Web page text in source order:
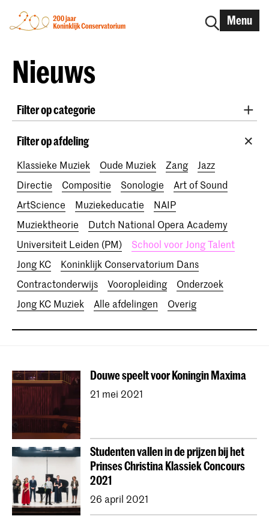
Menu
Nieuws
Filter op categorie
Lunchconcerten
School voor Jong Talent
RCR label
Apply-now
Awards
Interview IN.TUNE 200 jaar
Filter op afdeling
Klassieke Muziek Oude Muziek Zang
Jazz
Directie
Compositie Sonologie
Art of Sound
ArtScience
Muziekeducatie
NAIP
Muziektheorie
Dutch National Opera Academy
Universiteit Leiden (PM)
School voor Jong Talent
Jong KC
Koninklijk Conservatorium Dans
Contractonderwijs
Vooropleiding
Onderzoek
Jong KC Muziek
Alle afdelingen Overig
Douwe speelt voor Koningin Maxima
21 mei 2021
Studenten vallen in de prijzen bij het
Prinses Christina Klassiek Concours
2021
26 april 2021